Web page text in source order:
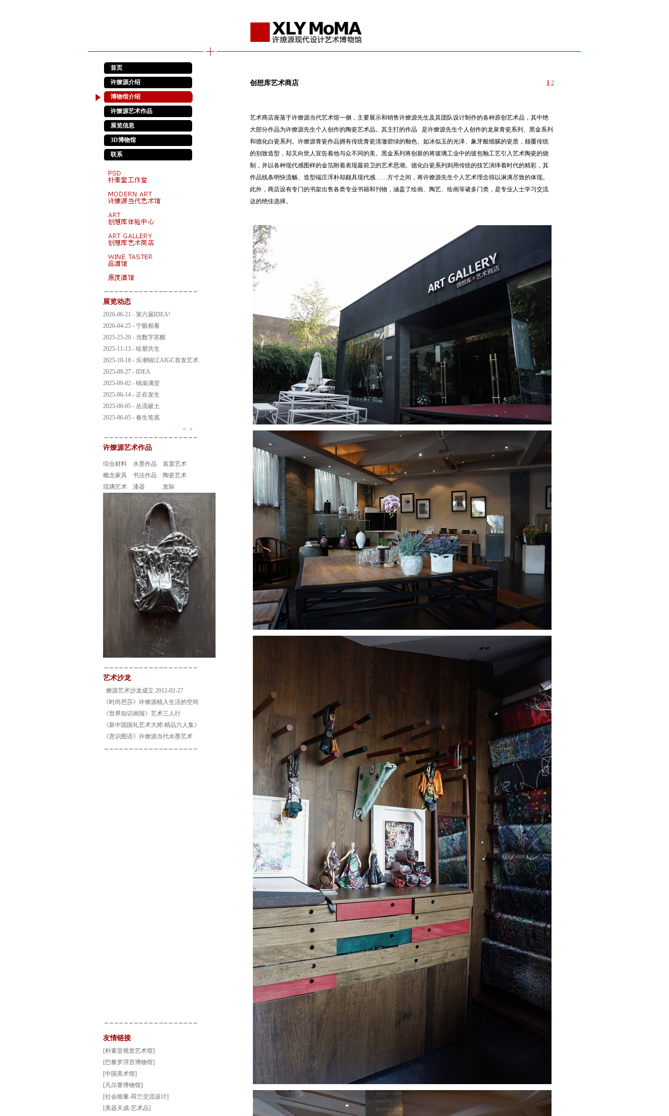
首页
许燎源介绍
博物馆介绍
许燎源艺术作品
展览信息
3D博物馆
联系
展览动态
2026-06-21 - 第六届IDEA!
2026-04-25 - 宁眼相看
2025-25-20 - 当数字苏醒
2025-11-13 - 绘塑共生
2025-10-18 - 乐潮锦江AIGC首发艺术.
2025-09-27 - IDEA
2025-09-02 - 锦渝满堂
2025-06-14 - 正在发生
2025-06-05 - 丛流破土
2025-06-05 - 春生笔底
< >
许燎源艺术作品
综合材料 水墨作品
装置艺术
概念家具
书法作品
陶瓷艺术
琉璃艺术
漆器 发际
艺术沙龙
燎源艺术沙龙成立 2012-02-27
《时尚芭莎》许燎源植入生活的空间
《世界知识画报》艺术三人行
《新中国国礼艺术大师.精品六人集》
《意识图语》许燎源当代水墨艺术
友情链接
[朴素堂视觉艺术馆]
[巴黎罗浮宫博物馆]
[中国美术馆]
[凡尔赛博物馆]
[社会能量-荷兰交流设计]
[美器天成-艺术品]
创想库艺术商店 1 2
艺术商店座落于许燎源当代艺术馆一侧，主要展示和销售许燎源先生及其团队设计制作的各种原创艺术品，其中绝
大部分作品为许燎源先生个人创作的陶瓷艺术品。其主打的作品 是许燎源先生个人创作的龙泉青瓷系列、黑金系列
和德化白瓷系列。许燎源青瓷作品拥有传统青瓷清澈碧绿的釉色、如冰似玉的光泽、象牙般细腻的瓷质，颠覆传统
的别致造型，却又向世人宣告着他与众不同的美。黑金系列将创新的将玻璃工业中的玻包釉工艺引入艺术陶瓷的烧
制，并以各种现代感图样的金箔附着表现最前卫的艺术思潮。德化白瓷系列则用传统的技艺演绎着时代的精彩，其
作品线条明快流畅、造型端庄浑朴却颇具现代感……方寸之间，将许燎源先生个人艺术理念得以淋漓尽致的体现。
此外，商店设有专门的书架出售各类专业书籍和刊物，涵盖了绘画、陶艺、绘画等诸多门类，是专业人士学习交流
达的绝佳选择。